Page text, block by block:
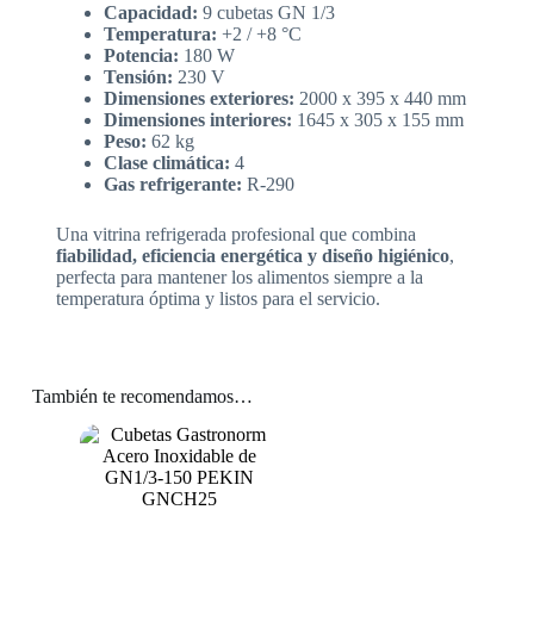
Capacidad: 9 cubetas GN 1/3
Temperatura: +2 / +8 °C
Potencia: 180 W
Tensión: 230 V
Dimensiones exteriores: 2000 x 395 x 440 mm
Dimensiones interiores: 1645 x 305 x 155 mm
Peso: 62 kg
Clase climática: 4
Gas refrigerante: R-290
Una vitrina refrigerada profesional que combina
fiabilidad, eficiencia energética y diseño higiénico,
perfecta para mantener los alimentos siempre a la
temperatura óptima y listos para el servicio.
También te recomendamos…